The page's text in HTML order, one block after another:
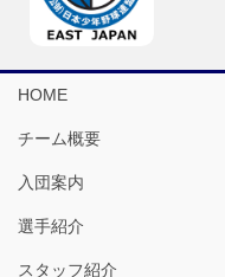
HOME
チーム概要
入団案内
選手紹介
スタッフ紹介